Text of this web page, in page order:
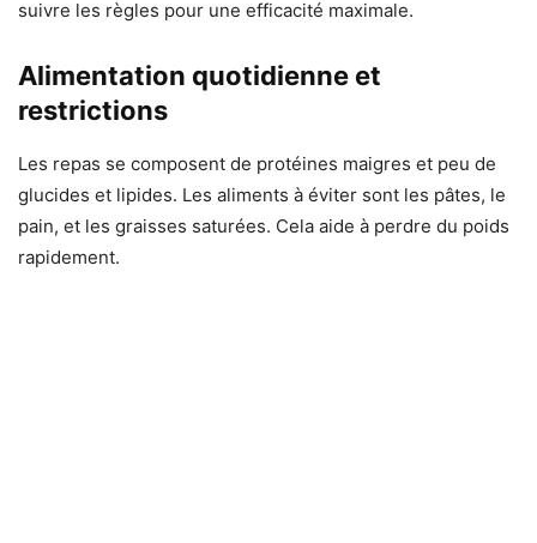
suivre les règles pour une efficacité maximale.
Alimentation quotidienne et
restrictions
Les repas se composent de protéines maigres et peu de
glucides et lipides. Les aliments à éviter sont les pâtes, le
pain, et les graisses saturées. Cela aide à perdre du poids
rapidement.